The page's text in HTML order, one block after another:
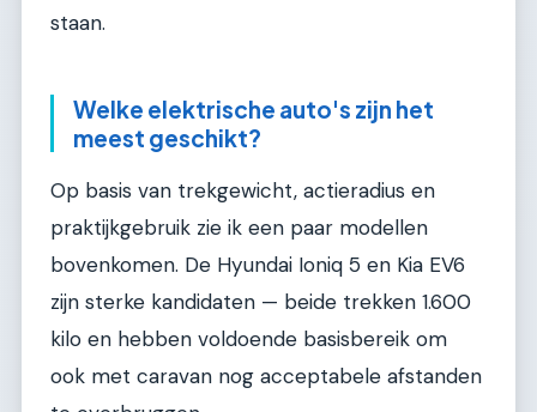
staan.
Welke elektrische auto's zijn het
meest geschikt?
Op basis van trekgewicht, actieradius en
praktijkgebruik zie ik een paar modellen
bovenkomen. De Hyundai Ioniq 5 en Kia EV6
zijn sterke kandidaten — beide trekken 1.600
kilo en hebben voldoende basisbereik om
ook met caravan nog acceptabele afstanden